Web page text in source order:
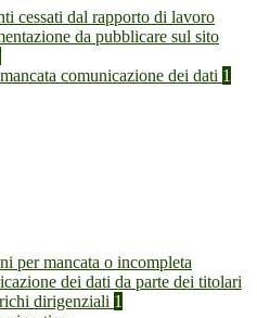
cessati dal rapporto di lavoro
da pubblicare sul sito
comunicazione dei dati 1
per mancata o incompleta
dei dati da parte dei titolari
dirigenziali 1